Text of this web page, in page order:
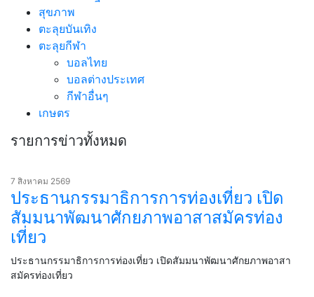
สุขภาพ
ตะลุยบันเทิง
ตะลุยกีฬา
บอลไทย
บอลต่างประเทศ
กีฬาอื่นๆ
เกษตร
รายการข่าวทั้งหมด
7 สิงหาคม 2569
ประธานกรรมาธิการการท่องเที่ยว เปิด
สัมมนาพัฒนาศักยภาพอาสาสมัครท่อง
เที่ยว
ประธานกรรมาธิการการท่องเที่ยว เปิดสัมมนาพัฒนาศักยภาพอาสา
สมัครท่องเที่ยว